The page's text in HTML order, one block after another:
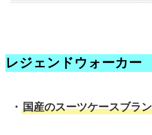
レジェンドウォーカー
・ 国産のスーツケースブラ